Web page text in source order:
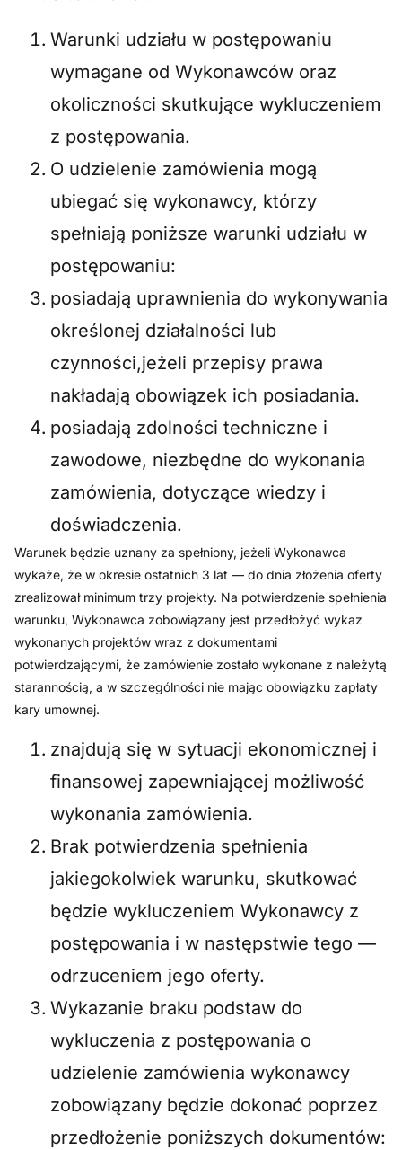
Warunki udziału w postępowaniu
wymagane od Wykonawców oraz
okoliczności skutkujące wykluczeniem
z postępowania.
O udzielenie zamówienia mogą
ubiegać się wykonawcy, którzy
spełniają poniższe warunki udziału w
postępowaniu:
posiadają uprawnienia do wykonywania
określonej działalności lub
czynności,jeżeli przepisy prawa
nakładają obowiązek ich posiadania.
posiadają zdolności techniczne i
zawodowe, niezbędne do wykonania
zamówienia, dotyczące wiedzy i
doświadczenia.
Warunek będzie uznany za spełniony, jeżeli Wykonawca
wykaże, że w okresie ostatnich 3 lat — do dnia złożenia oferty
zrealizował minimum trzy projekty. Na potwierdzenie spełnienia
warunku, Wykonawca zobowiązany jest przedłożyć wykaz
wykonanych projektów wraz z dokumentami
potwierdzającymi, że zamówienie zostało wykonane z należytą
starannością, a w szczególności nie mając obowiązku zapłaty
kary umownej.
znajdują się w sytuacji ekonomicznej i
finansowej zapewniającej możliwość
wykonania zamówienia.
Brak potwierdzenia spełnienia
jakiegokolwiek warunku, skutkować
będzie wykluczeniem Wykonawcy z
postępowania i w następstwie tego —
odrzuceniem jego oferty.
Wykazanie braku podstaw do
wykluczenia z postępowania o
udzielenie zamówienia wykonawcy
zobowiązany będzie dokonać poprzez
przedłożenie poniższych dokumentów: